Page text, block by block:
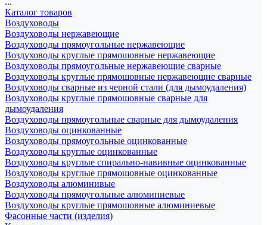
Каталог товаров
Воздуховоды
Воздуховоды нержавеющие
Воздуховоды прямоугольные нержавеющие
Воздуховоды круглые прямошовные нержавеющие
Воздуховоды прямоугольные нержавеющие сварные
Воздуховоды круглые прямошовные нержавеющие сварные
Воздуховоды сварные из черной стали (для дымоудаления)
Воздуховоды круглые прямошовные сварные для
дымоудаления
Воздуховоды прямоугольные сварные для дымоудаления
Воздуховоды оцинкованные
Воздуховоды прямоугольные оцинкованные
Воздуховоды круглые оцинкованные
Воздуховоды круглые спирально-навивные оцинкованные
Воздуховоды круглые прямошовные оцинкованные
Воздуховоды алюминивые
Воздуховоды прямоугольные алюминиевые
Воздуховоды круглые прямошовные алюминиевые
Фасонные части (изделия)